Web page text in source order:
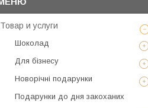
Товар и услуги
Шоколад
Для бізнесу
Новорічні подарунки
Подарунки до дня закоханих